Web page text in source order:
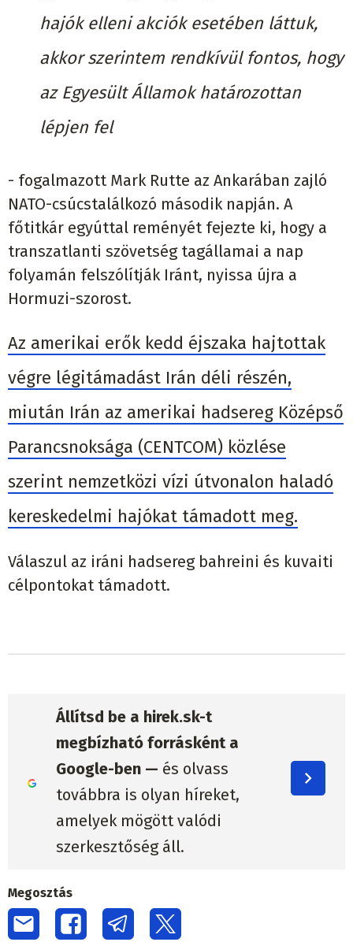
hajók elleni akciók esetében láttuk,
akkor szerintem rendkívül fontos, hogy
az Egyesült Államok határozottan
lépjen fel
- fogalmazott Mark Rutte az Ankarában zajló
NATO-csúcstalálkozó második napján. A
főtitkár egyúttal reményét fejezte ki, hogy a
transzatlanti szövetség tagállamai a nap
folyamán felszólítják Iránt, nyissa újra a
Hormuzi-szorost.
Az amerikai erők kedd éjszaka hajtottak
végre légitámadást Irán déli részén,
miután Irán az amerikai hadsereg Középső
Parancsnoksága (CENTCOM) közlése
szerint nemzetközi vízi útvonalon haladó
kereskedelmi hajókat támadott meg.
Válaszul az iráni hadsereg bahreini és kuvaiti
célpontokat támadott.
Állítsd be a hirek.sk-t
megbízható forrásként a
Google-ben — és olvass
továbbra is olyan híreket,
amelyek mögött valódi
szerkesztőség áll.
Megosztás